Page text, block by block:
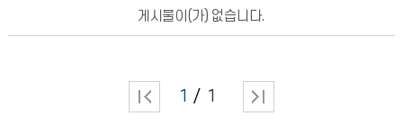
게시물이(가) 없습니다.
1 1